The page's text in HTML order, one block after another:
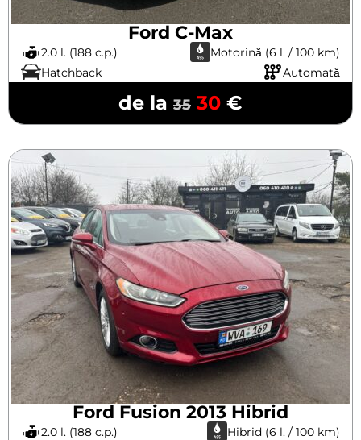
Ford C-Max
2.0 l. (188 c.p.)
Motorină (6 l. / 100 km)
Hatchback
Automată
de la 35 30 €
Ford Fusion 2013 Hibrid
2.0 l. (188 c.p.)
Hibrid (6 l. / 100 km)